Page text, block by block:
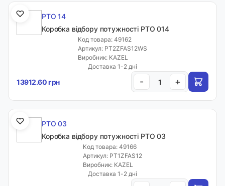
PTO 14
Коробка відбору потужності PTO 014
Код товара: 49162
Артикул: PT2ZFAS12WS
Виробник: KAZEL
Доставка 1-2 дні
13912.60 грн - +
PTO 03
Коробка відбору потужності PTO 03
Код товара: 49166
Артикул: PT1ZFAS12
Виробник: KAZEL
Доставка 1-2 дні